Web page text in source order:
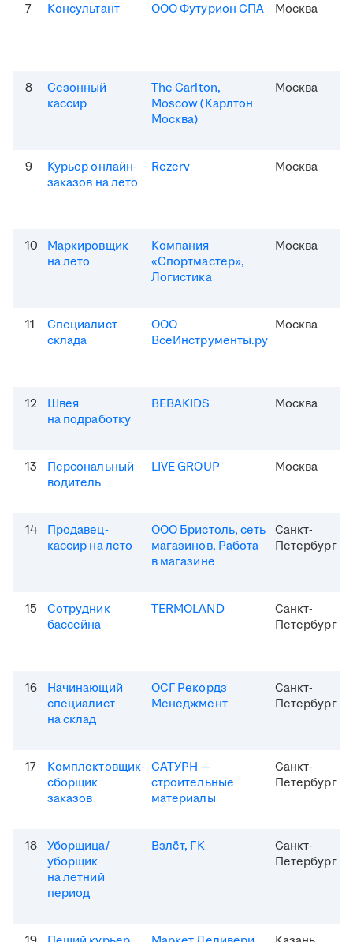
7 Консультант ООО Футурион СПА Москва
8
Сезонный
кассир
The Carlton,
Moscow (Карлтон
Москва)
Москва
9
Курьер онлайн-
заказов на лето
Rezerv Москва
10
Маркировщик
на лето
Компания
«Спортмастер»,
Логистика
Москва
11
Специалист
склада
ООО
ВсеИнструменты.ру
Москва
12
Швея
на подработку
BEBAKIDS Москва
13
Персональный
водитель
LIVE GROUP Москва
14
Продавец-
кассир на лето
ООО Бристоль, сеть
магазинов, Работа
в магазине
Санкт-
Петербург
15
Сотрудник
бассейна
TERMOLAND
Санкт-
Петербург
16
Начинающий
специалист
на склад
ОСГ Рекордз
Менеджмент
Санкт-
Петербург
17
Комплектовщик-
сборщик
заказов
САТУРН —
строительные
материалы
Санкт-
Петербург
18
Уборщица/
уборщик
на летний
период
Взлёт, ГК
Санкт-
Петербург